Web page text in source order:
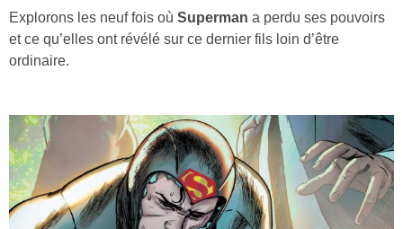
Explorons les neuf fois où Superman a perdu ses pouvoirs
et ce qu’elles ont révélé sur ce dernier fils loin d’être
ordinaire.